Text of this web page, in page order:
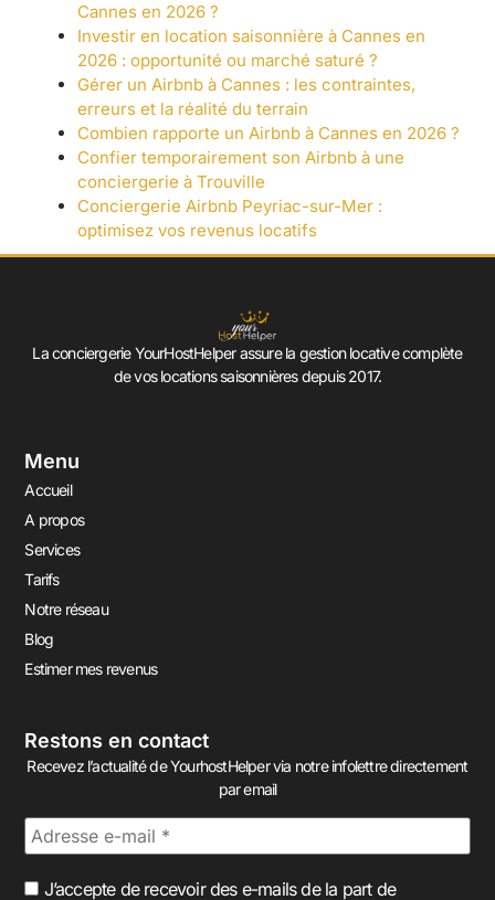
Cannes en 2026 ?
Investir en location saisonnière à Cannes en
2026 : opportunité ou marché saturé ?
Gérer un Airbnb à Cannes : les contraintes,
erreurs et la réalité du terrain
Combien rapporte un Airbnb à Cannes en 2026 ?
Confier temporairement son Airbnb à une
conciergerie à Trouville
Conciergerie Airbnb Peyriac-sur-Mer :
optimisez vos revenus locatifs
La conciergerie YourHostHelper assure la gestion locative complète
de vos locations saisonnières depuis 2017.
Menu
Accueil
A propos
Services
Tarifs
Notre réseau
Blog
Estimer mes revenus
Restons en contact
Recevez l’actualité de YourhostHelper via notre infolettre directement
par email
J’accepte de recevoir des e-mails de la part de